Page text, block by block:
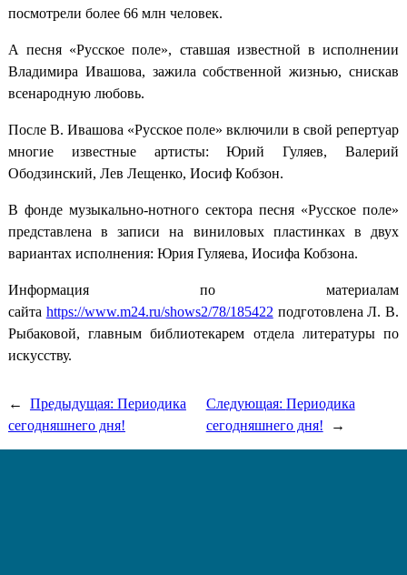
посмотрели более 66 млн человек.
А песня «Русское поле», ставшая известной в исполнении
Владимира Ивашова, зажила собственной жизнью, снискав
всенародную любовь.
После В. Ивашова «Русское поле» включили в свой репертуар
многие известные артисты: Юрий Гуляев, Валерий
Ободзинский, Лев Лещенко, Иосиф Кобзон.
В фонде музыкально-нотного сектора песня «Русское поле»
представлена в записи на виниловых пластинках в двух
вариантах исполнения: Юрия Гуляева, Иосифа Кобзона.
Информация по материалам
сайта https://www.m24.ru/shows2/78/185422 подготовлена Л. В.
Рыбаковой, главным библиотекарем отдела литературы по
искусству.
← Предыдущая: Периодика
сегодняшнего дня!
Следующая: Периодика
сегодняшнего дня!
→